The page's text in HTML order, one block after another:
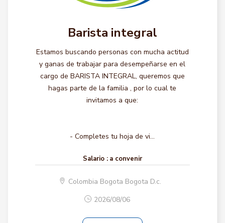
Barista integral
Estamos buscando personas con mucha actitud
y ganas de trabajar para desempeñarse en el
cargo de BARISTA INTEGRAL, queremos que
hagas parte de la familia , por lo cual te
invitamos a que:
- Completes tu hoja de vi...
Salario : a convenir
Colombia Bogota Bogota D.c.
2026/08/06